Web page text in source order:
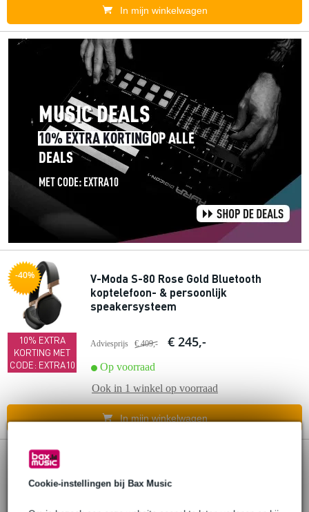
Cookie-instellingen bij Bax Music
In mijn winkelwagen
-40%
10% EXTRA
KORTING MET
CODE: EXTRA10
V-Moda S-80 Rose Gold Bluetooth
koptelefoon- & persoonlijk
speakersysteem
Adviesprijs € 409,- € 245,-
Op voorraad
Ook in 1 winkel op voorraad
In mijn winkelwagen
Popu
lair
V-Moda XL Memory oorkussens zwart